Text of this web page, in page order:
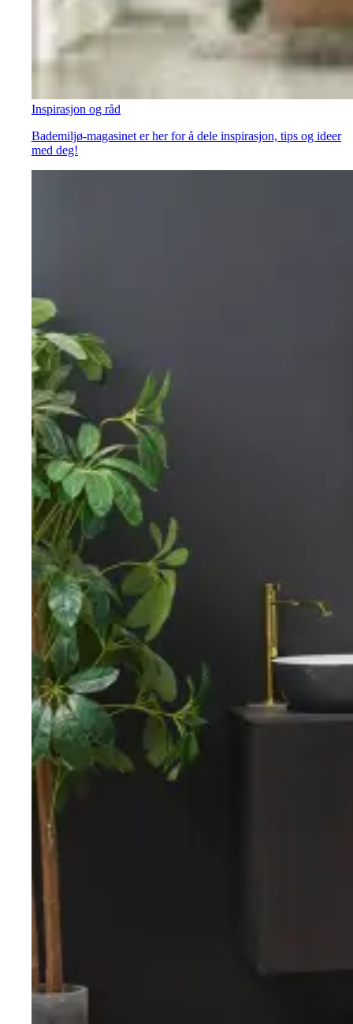
Inspirasjon og råd
Bademiljø-magasinet er her for å dele inspirasjon, tips og ideer
med deg!